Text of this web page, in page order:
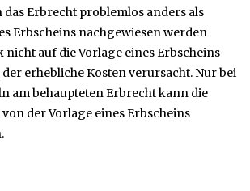
das Erbrecht problemlos anders als
Erbscheins nachgewiesen werden
nicht auf die Vorlage eines Erbscheins
erhebliche Kosten verursacht. Nur bei
am behaupteten Erbrecht kann die
der Vorlage eines Erbscheins